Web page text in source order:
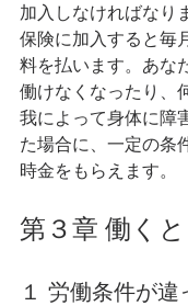
加入しなければなり
保険に加入すると毎
料を払います。あな
働けなくなったり、
我によって身体に障
た場合に、一定の条
時金をもらえます。
第３章 働く
１ 労働条件が違